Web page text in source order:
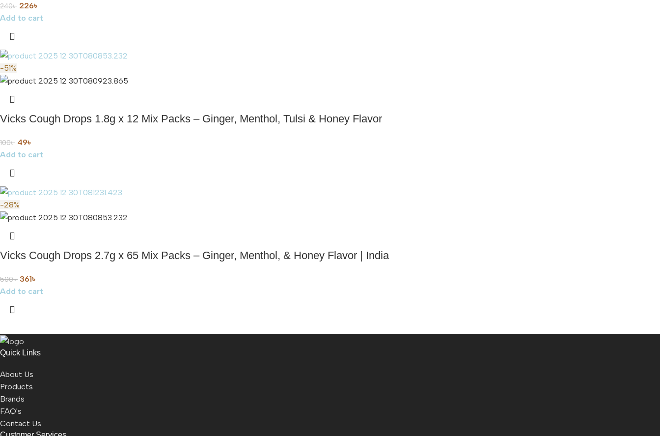
240৳ 226৳
Add to cart
-51%
Vicks Cough Drops 1.8g x 12 Mix Packs – Ginger, Menthol, Tulsi & Honey Flavor
100৳ 49৳
Add to cart
-28%
Vicks Cough Drops 2.7g x 65 Mix Packs – Ginger, Menthol, & Honey Flavor | India
500৳ 361৳
Add to cart
Quick Links
About Us
Products
Brands
FAQ's
Contact Us